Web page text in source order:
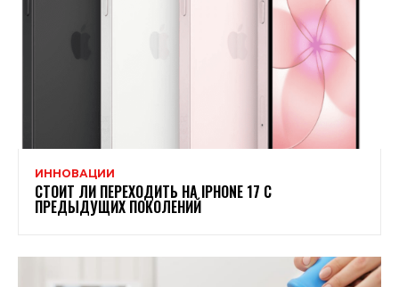
ИННОВАЦИИ
СТОИТ ЛИ ПЕРЕХОДИТЬ НА IPHONE 17 С
ПРЕДЫДУЩИХ ПОКОЛЕНИЙ